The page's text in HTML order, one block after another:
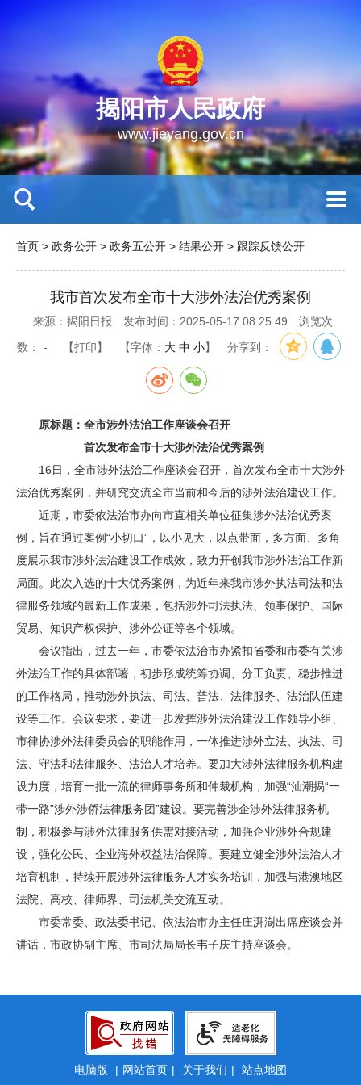
揭阳市人民政府
www.jieyang.gov.cn
首页 > 政务公开 > 政务五公开 > 结果公开 > 跟踪反馈公开
我市首次发布全市十大涉外法治优秀案例
来源：揭阳日报 发布时间：2025-05-17 08:25:49 浏览次
数： - 【打印】 【字体： 大 中 小】 分享到：
原标题：全市涉外法治工作座谈会召开
首次发布全市十大涉外法治优秀案例
16日，全市涉外法治工作座谈会召开，首次发布全市十大涉外
法治优秀案例，并研究交流全市当前和今后的涉外法治建设工作。
近期，市委依法治市办向市直相关单位征集涉外法治优秀案
例，旨在通过案例“小切口”，以小见大，以点带面，多方面、多角
度展示我市涉外法治建设工作成效，致力开创我市涉外法治工作新
局面。此次入选的十大优秀案例，为近年来我市涉外执法司法和法
律服务领域的最新工作成果，包括涉外司法执法、领事保护、国际
贸易、知识产权保护、涉外公证等各个领域。
会议指出，过去一年，市委依法治市办紧扣省委和市委有关涉
外法治工作的具体部署，初步形成统筹协调、分工负责、稳步推进
的工作格局，推动涉外执法、司法、普法、法律服务、法治队伍建
设等工作。会议要求，要进一步发挥涉外法治建设工作领导小组、
市律协涉外法律委员会的职能作用，一体推进涉外立法、执法、司
法、守法和法律服务、法治人才培养。要加大涉外法律服务机构建
设力度，培育一批一流的律师事务所和仲裁机构，加强“汕潮揭“一
带一路”涉外涉侨法律服务团”建设。要完善涉企涉外法律服务机
制，积极参与涉外法律服务供需对接活动，加强企业涉外合规建
设，强化公民、企业海外权益法治保障。要建立健全涉外法治人才
培育机制，持续开展涉外法律服务人才实务培训，加强与港澳地区
法院、高校、律师界、司法机关交流互动。
市委常委、政法委书记、依法治市办主任庄湃澍出席座谈会并
讲话，市政协副主席、市司法局局长韦子庆主持座谈会。
电脑版 | 网站首页 | 关于我们 | 站点地图